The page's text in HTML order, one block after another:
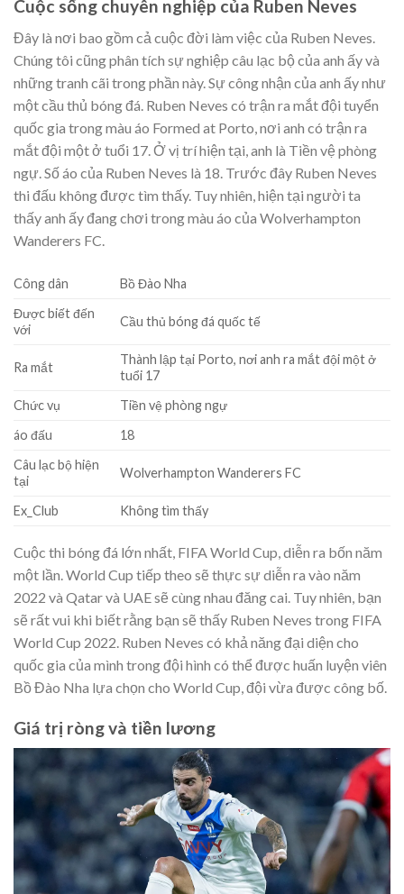
Cuộc sống chuyên nghiệp của Ruben Neves
Đây là nơi bao gồm cả cuộc đời làm việc của Ruben Neves.
Chúng tôi cũng phân tích sự nghiệp câu lạc bộ của anh ấy và
những tranh cãi trong phần này. Sự công nhận của anh ấy như
một cầu thủ bóng đá. Ruben Neves có trận ra mắt đội tuyển
quốc gia trong màu áo Formed at Porto, nơi anh có trận ra
mắt đội một ở tuổi 17. Ở vị trí hiện tại, anh là Tiền vệ phòng
ngự. Số áo của Ruben Neves là 18. Trước đây Ruben Neves
thi đấu không được tìm thấy. Tuy nhiên, hiện tại người ta
thấy anh ấy đang chơi trong màu áo của Wolverhampton
Wanderers FC.
Công dân
Bồ Đào Nha
Được biết đến
với
Cầu thủ bóng đá quốc tế
Ra mắt
Thành lập tại Porto, nơi anh ra mắt đội một ở
tuổi 17
Chức vụ
Tiền vệ phòng ngự
áo đấu
18
Câu lạc bộ hiện
tại
Wolverhampton Wanderers FC
Ex_Club Không tìm thấy
Cuộc thi bóng đá lớn nhất, FIFA World Cup, diễn ra bốn năm
một lần. World Cup tiếp theo sẽ thực sự diễn ra vào năm
2022 và Qatar và UAE sẽ cùng nhau đăng cai. Tuy nhiên, bạn
sẽ rất vui khi biết rằng bạn sẽ thấy Ruben Neves trong FIFA
World Cup 2022. Ruben Neves có khả năng đại diện cho
quốc gia của mình trong đội hình có thể được huấn luyện viên
Bồ Đào Nha lựa chọn cho World Cup, đội vừa được công bố.
Giá trị ròng và tiền lương